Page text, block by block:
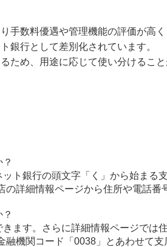
手数料優遇や管理機能の評価が高
銀行として差別化されています。
ため、用途に応じて使い分けること
ト銀行の頭文字「く」から始まる
詳細情報ページから住所や電話番
ます。さらに詳細情報ページでは
融機関コード「0038」とあわせて